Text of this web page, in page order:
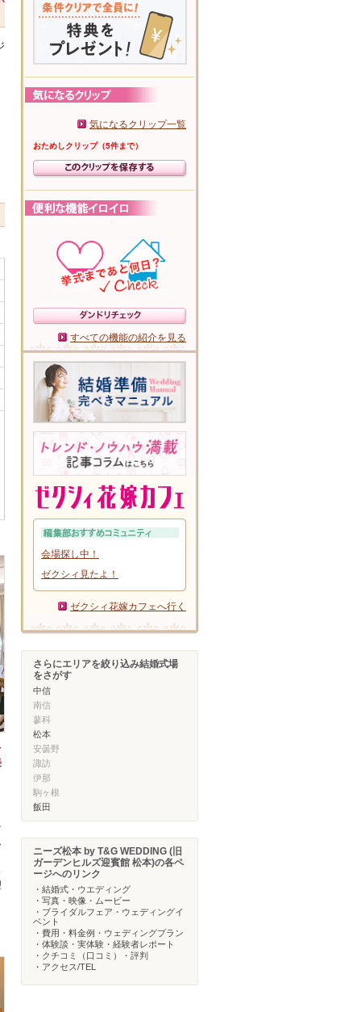
気になるクリップ一覧
おためしクリップ（5件まで）
すべての機能の紹介を見る
会場探し中！
ゼクシィ見たよ！
ゼクシィ花嫁カフェへ行く
さらにエリアを絞り込み結婚式場
をさがす
中信
南信
蓼科
松本
安曇野
諏訪
伊那
駒ヶ根
飯田
ニーズ松本 by T&G WEDDING (旧
ガーデンヒルズ迎賓館 松本)の各ペ
ージへのリンク
・結婚式・ウエディング
・写真・映像・ムービー
・ブライダルフェア・ウェディングイ
ベント
・費用・料金例・ウェディングプラン
・体験談・実体験・経験者レポート
・クチコミ（口コミ）・評判
・アクセス/TEL